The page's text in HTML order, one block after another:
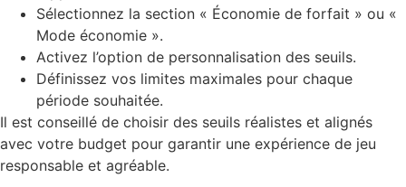
Sélectionnez la section « Économie de forfait » ou «
Mode économie ».
Activez l’option de personnalisation des seuils.
Définissez vos limites maximales pour chaque
période souhaitée.
Il est conseillé de choisir des seuils réalistes et alignés
avec votre budget pour garantir une expérience de jeu
responsable et agréable.